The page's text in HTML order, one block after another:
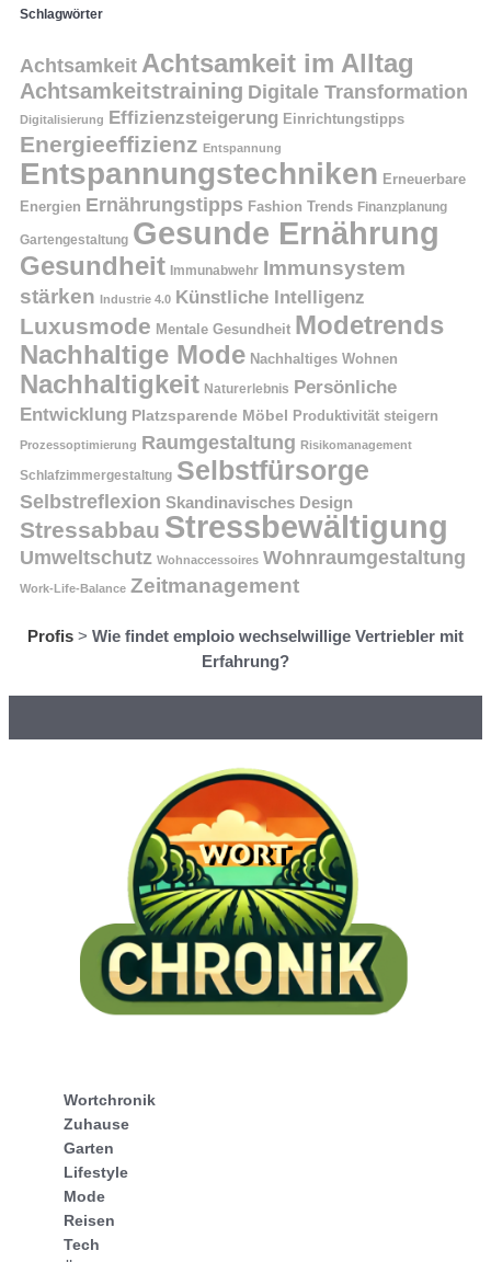
Schlagwörter
Achtsamkeit Achtsamkeit im Alltag
Achtsamkeitstraining Digitale Transformation
Digitalisierung Effizienzsteigerung Einrichtungstipps
Energieeffizienz Entspannung
Entspannungstechniken Erneuerbare
Energien Ernährungstipps Fashion Trends Finanzplanung
Gartengestaltung Gesunde Ernährung
Gesundheit Immunabwehr Immunsystem
stärken Industrie 4.0 Künstliche Intelligenz
Luxusmode Mentale Gesundheit Modetrends
Nachhaltige Mode Nachhaltiges Wohnen
Nachhaltigkeit Naturerlebnis Persönliche
Entwicklung Platzsparende Möbel Produktivität steigern
Prozessoptimierung Raumgestaltung Risikomanagement
Schlafzimmergestaltung Selbstfürsorge
Selbstreflexion Skandinavisches Design
Stressabbau Stressbewältigung
Umweltschutz Wohnaccessoires Wohnraumgestaltung
Work-Life-Balance Zeitmanagement
Profis > Wie findet emploio wechselwillige Vertriebler mit
Erfahrung?
Wortchronik
Zuhause
Garten
Lifestyle
Mode
Reisen
Tech